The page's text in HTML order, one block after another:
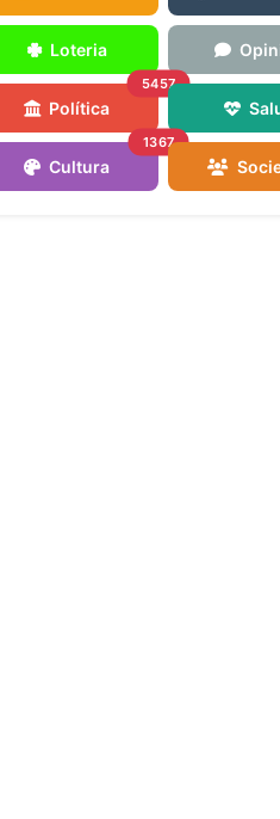
Loteria
Política
5457
Cultura
1367